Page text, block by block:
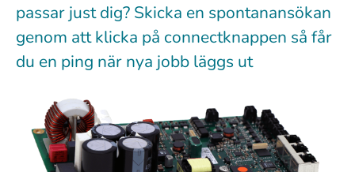
passar just dig? Skicka en spontanansökan
genom att klicka på connectknappen så får
du en ping när nya jobb läggs ut